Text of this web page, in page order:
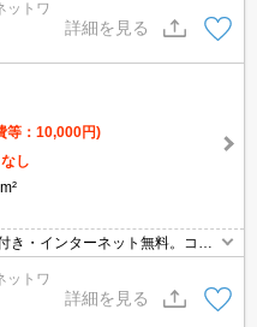
ットワ
詳細を見る
等：10,000円)
なし
き・インターネット無料。コン
ットワ
詳細を見る